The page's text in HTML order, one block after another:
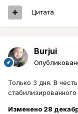
Цитата
Burjui
Только 3 дня. В
стабилизированного
Изменено 28